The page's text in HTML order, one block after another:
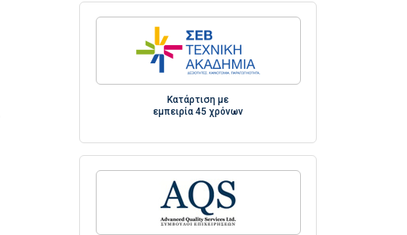
Κατάρτιση με
εμπειρία 45 χρόνων